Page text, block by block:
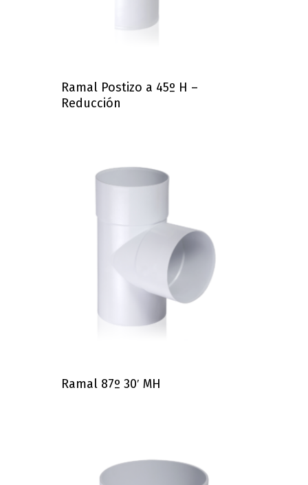
Ramal Postizo a 45º H –
Reducción
Ramal 87º 30′ MH